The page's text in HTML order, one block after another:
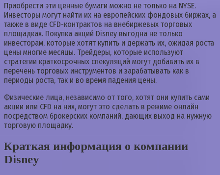
Приобрести эти ценные бумаги можно не только на NYSE.
Инвесторы могут найти их на европейских фондовых биржах, а
также в виде CFD-контрактов на внебиржевых торговых
площадках. Покупка акций Disney выгодна не только
инвесторам, которые хотят купить и держать их, ожидая роста
цены многие месяцы. Трейдеры, которые используют
стратегии краткосрочных спекуляций могут добавить их в
перечень торговых инструментов и зарабатывать как в
периоды роста, так и во время падения цены.
Физические лица, независимо от того, хотят они купить сами
акции или CFD на них, могут это сделать в режиме онлайн
посредством брокерских компаний, дающих выход на нужную
торговую площадку.
Краткая информация о компании
Disney